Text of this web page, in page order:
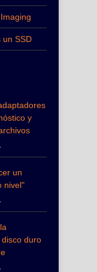
un SSD
y
un
nivel"
duro